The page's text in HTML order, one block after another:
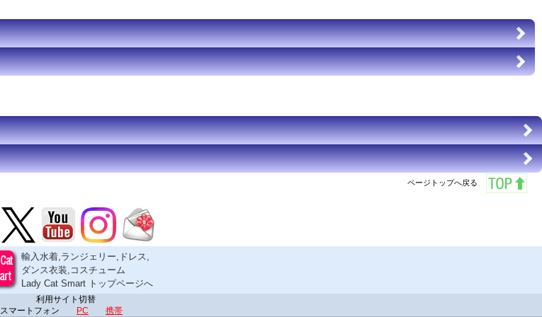
ページトップへ戻る
輸入水着,ランジェリー,ドレス,
ダンス衣装,コスチューム
Lady Cat Smart トップページへ
利用サイト切替
スマートフォン
PC 携帯